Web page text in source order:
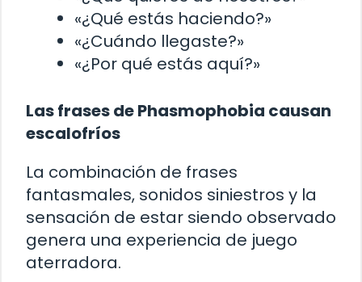
«¿Qué estás haciendo?»
«¿Cuándo llegaste?»
«¿Por qué estás aquí?»
Las frases de Phasmophobia causan
escalofríos
La combinación de frases
fantasmales, sonidos siniestros y la
sensación de estar siendo observado
genera una experiencia de juego
aterradora.